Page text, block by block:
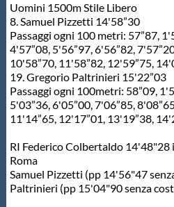
Uomini 1500m Stile Libero
8. Samuel Pizzetti 14'58”30
Passaggi ogni 100 metri: 57”87,
4'57”08, 5'56”97, 6'56”82,
10'58”70, 11'58”82, 12'59”75,
19. Gregorio Paltrinieri 15'22”03
Passaggi ogni 100metri: 58”09,
5'03”36, 6'05”00, 7'06”85,
11'14”65, 12'17”01, 13'19”38,
RI Federico Colbertaldo
Roma
Samuel Pizzetti (pp 14'56"47
Paltrinieri (pp 15'04"90 senza